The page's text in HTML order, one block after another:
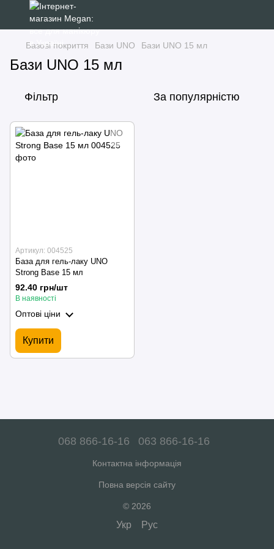
Базові покриття Бази UNO Бази UNO 15 мл
Бази UNO 15 мл
Фільтр За популярністю
Артикул: 004525
База для гель-лаку UNO
Strong Base 15 мл
92.40 грн/шт
В наявності
Оптові ціни
Купити
068 866-16-16 063 866-16-16
Контактна інформація
Повна версія сайту
© 2026
Укр Рус